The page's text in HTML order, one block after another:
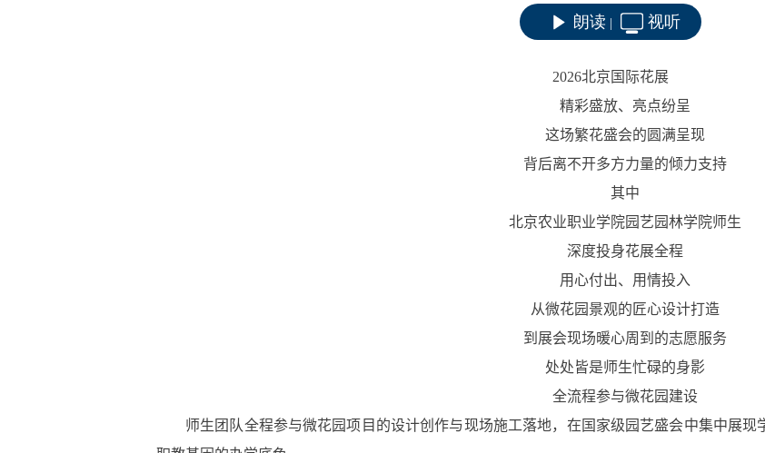
朗读 视听
2026北京国际花展
精彩盛放、亮点纷呈
这场繁花盛会的圆满呈现
背后离不开多方力量的倾力支持
其中
北京农业职业学院园艺园林学院师生
深度投身花展全程
用心付出、用情投入
从微花园景观的匠心设计打造
到展会现场暖心周到的志愿服务
处处皆是师生忙碌的身影
全流程参与微花园建设
师生团队全程参与微花园项目的设计创作与现场施工落地，在国家级园艺盛会中集中展现